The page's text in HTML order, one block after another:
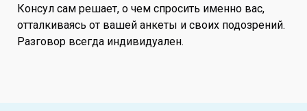
Консул сам решает, о чем спросить именно вас,
отталкиваясь от вашей анкеты и своих подозрений.
Разговор всегда индивидуален.